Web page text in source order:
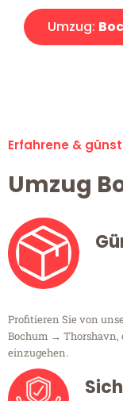
Umzug:
Erfahrene &
Umzug
Profitieren Sie von
Bochum → Thorshavn,
einzugehen.